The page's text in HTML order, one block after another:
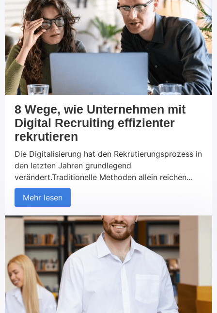
die Unternehmenskultur untersuchen. Die 5-Tages-
Woche: Traditionelles Arbeitszeitmodell […]
8 Wege, wie Unternehmen mit
Digital Recruiting effizienter
rekrutieren
Die Digitalisierung hat den Rekrutierungsprozess in
den letzten Jahren grundlegend
verändert.Traditionelle Methoden allein reichen
nicht mehr aus, um die besten Talente zu
gewinnen.Unternehmen, die ihre Recruiting-
umstellen,können nicht nur effizienter rekrutieren,
sondern auch ihre Reichweite und Attraktivität
alsArbeitgeber erhöhen. In diesem Artikel stellen
wir acht Wege vor, wie Unternehmen durch […]
Mehr lesen